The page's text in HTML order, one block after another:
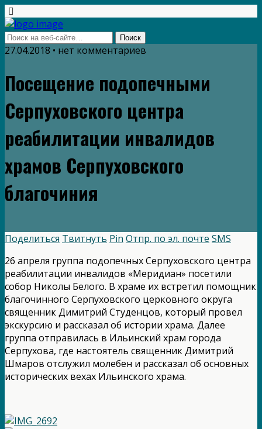
27.04.2018 • нет комментариев
Посещение подопечными
Серпуховского центра
реабилитации инвалидов
храмов Серпуховского
благочиния
Поделиться Твитнуть Pin Отпр. по эл. почте SMS
26 апреля группа подопечных Серпуховского центра
реабилитации инвалидов «Меридиан» посетили
собор Николы Белого. В храме их встретил помощник
благочинного Серпуховского церковного округа
священник Димитрий Студенцов, который провел
экскурсию и рассказал об истории храма. Далее
группа отправилась в Ильинский храм города
Серпухова, где настоятель священник Димитрий
Шмаров отслужил молебен и рассказал об основных
исторических вехах Ильинского храма.